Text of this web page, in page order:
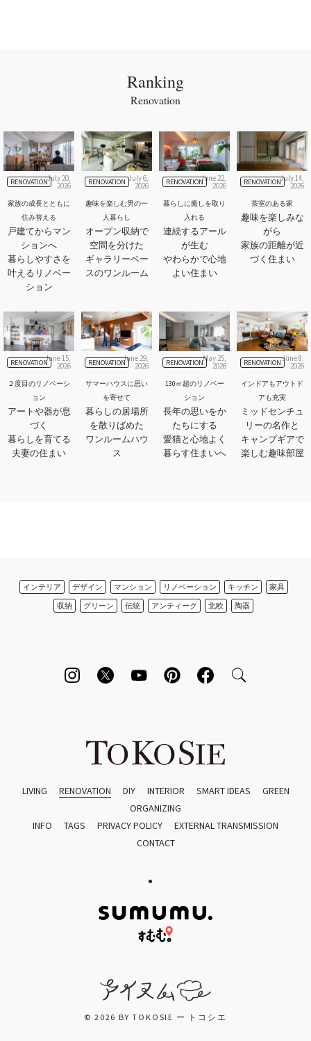
Ranking
Renovation
RENOVATIONJuly 20,
2026
家族の成長とともに
住み替える
戸建てからマン
ションへ
暮らしやすさを
叶えるリノベー
ション
RENOVATION July 6,
2026
趣味を楽しむ男の一
人暮らし
オープン収納で
空間を分けた
ギャラリーベー
スのワンルーム
RENOVATIONJune 22,
2026
暮らしに癒しを取り
入れる
連続するアール
が生む
やわらかで心地
よい住まい
RENOVATIONJuly 14,
2026
茶室のある家
趣味を楽しみな
がら
家族の距離が近
づく住まい
RENOVATIONJune 15,
2026
２度目のリノベーシ
ョン
アートや器が息
づく
暮らしを育てる
夫妻の住まい
RENOVATIONJune 29,
2026
サマーハウスに思い
を寄せて
暮らしの居場所
を散りばめた
ワンルームハウ
ス
RENOVATIONMay 25,
2026
130㎡超のリノベー
ション
長年の思いをか
たちにする
愛猫と心地よく
暮らす住まいへ
RENOVATIONJune 8,
2026
インドアもアウトド
アも充実
ミッドセンチュ
リーの名作と
キャンプギアで
楽しむ趣味部屋
インテリア デザイン マンション リノベーション キッチン
家具
収納
グリーン 伝統 アンティーク 北欧 陶器
LIVING RENOVATION DIY INTERIOR SMART IDEAS
GREEN
ORGANIZING
INFO
TAGS PRIVACY POLICY
EXTERNAL TRANSMISSION
CONTACT
© 2026 BY TOKOSIE ー トコシエ